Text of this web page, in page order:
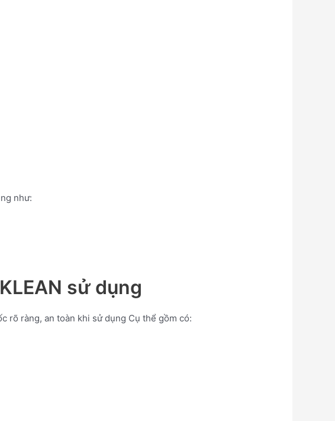
như:
sử dụng
rõ ràng, an toàn khi sử dụng Cụ thể gồm có: